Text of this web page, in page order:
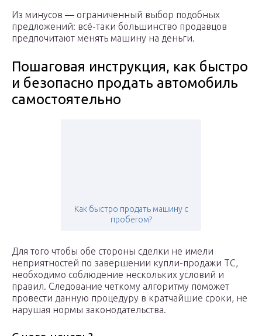
Из минусов — ограниченный выбор подобных
предложений: всё-таки большинство продавцов
предпочитают менять машину на деньги.
Пошаговая инструкция, как быстро
и безопасно продать автомобиль
самостоятельно
Как быстро продать машину с
пробегом?
Для того чтобы обе стороны сделки не имели
неприятностей по завершении купли-продажи ТС,
необходимо соблюдение нескольких условий и
правил. Следование четкому алгоритму поможет
провести данную процедуру в кратчайшие сроки, не
нарушая нормы законодательства.